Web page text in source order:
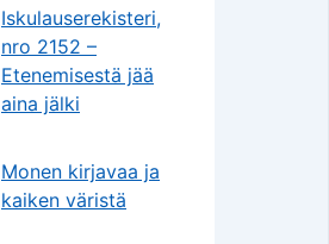
Iskulauserekisteri,
nro 2152 –
Etenemisestä jää
aina jälki
Monen kirjavaa ja
kaiken väristä